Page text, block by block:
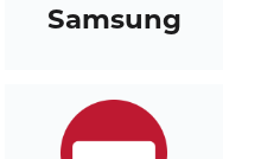
Samsung